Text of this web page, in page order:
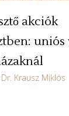
akciók
uniós
Dr. Krausz Miklós